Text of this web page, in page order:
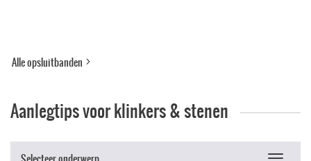
Alle opsluitbanden
Aanlegtips voor klinkers & stenen